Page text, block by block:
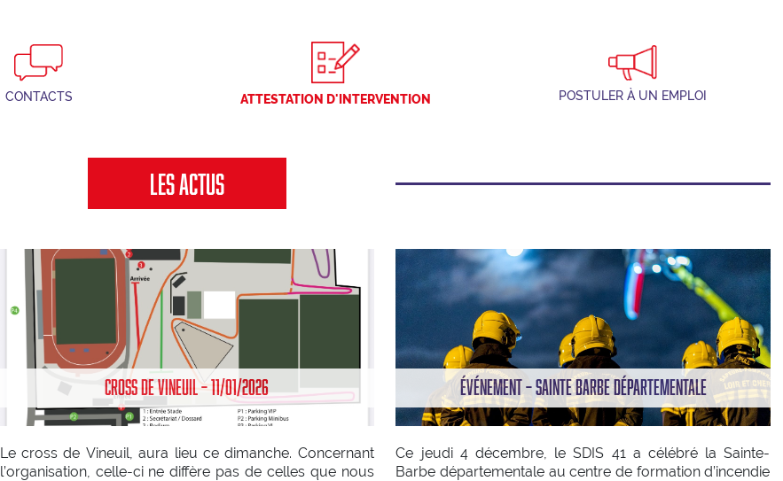
CONTACTS ATTESTATION D'INTERVENTION POSTULER À UN EMPLOI
LES ACTUS
CROSS DE VINEUIL – 11/01/2026
Le cross de Vineuil, aura lieu ce dimanche. Concernant
l’organisation, celle-ci ne diffère pas de celles que nous
ÉVÉNEMENT – SAINTE BARBE DÉPARTEMENTALE
Ce jeudi 4 décembre, le SDIS 41 a célébré la Sainte-
Barbe départementale au centre de formation d’incendie